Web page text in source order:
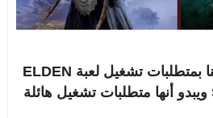
Bandai Namco تشاركنا بمتطلبات تشغيل لعبة ELDEN
RING عبر متجر Steam ويبدو أنها متطلبات تشغيل هائلة